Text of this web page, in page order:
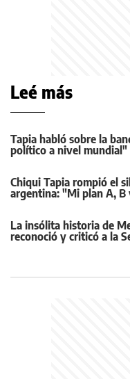
Leé más
Tapia habló sobre la
político a nivel mundial"
Chiqui Tapia rompió el
argentina: "Mi plan A, B
La insólita historia de
reconoció y criticó a la